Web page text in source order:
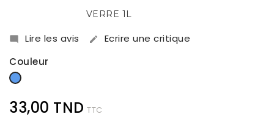
VERRE 1L
 Lire les avis 
Ecrire une critique
Couleur
Bleu
33,00 TND TTC